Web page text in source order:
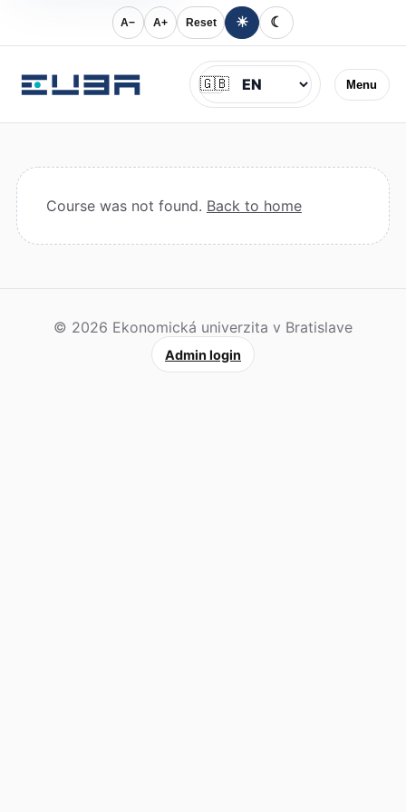
A− A+ Reset ☀ ☾
Menu
Jazyk
🇬🇧
Course was not found. Back to home
© 2026 Ekonomická univerzita v Bratislave
Admin login